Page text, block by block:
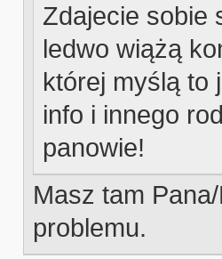
Zdajecie sobie
ledwo wiążą
której myślą to
info i innego
panowie!
Masz tam
problemu.